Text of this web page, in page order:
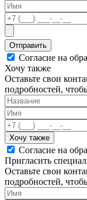
Отправить
Согласие на
Хочу также
Оставьте свои
подробностей,
Хочу также
Согласие на
Пригласить
Оставьте свои
подробностей,